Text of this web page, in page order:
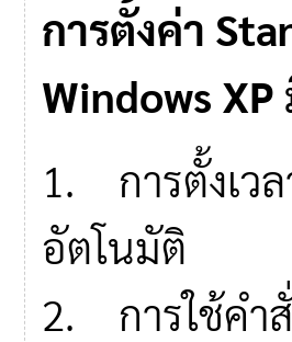
การตั้งค่า
Windows
1. การตั้งเวล
อัตโนมัติ
2. การใช้คำ